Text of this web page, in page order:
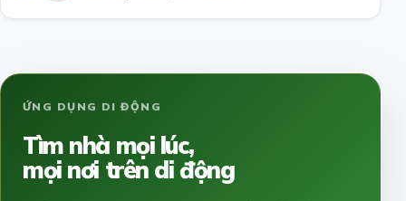
ỨNG DỤNG DI ĐỘNG
Tìm nhà mọi lúc,
mọi nơi trên di động